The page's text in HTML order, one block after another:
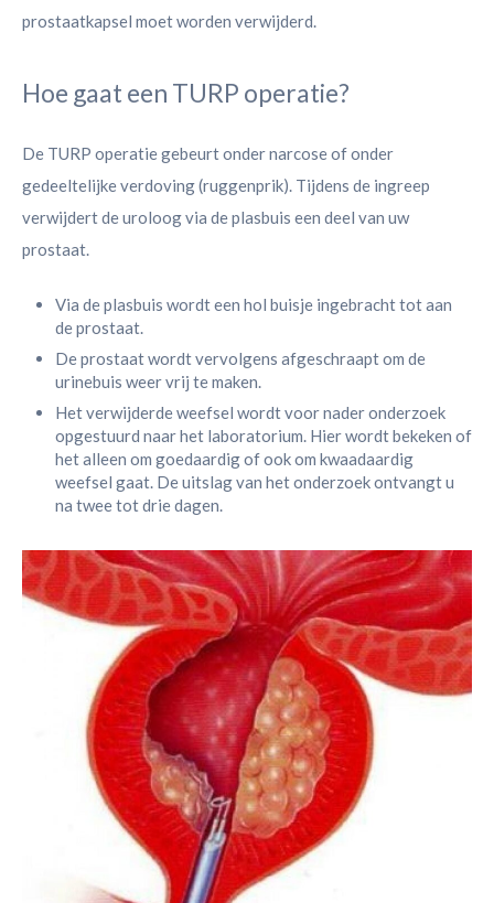
prostaatkapsel moet worden verwijderd.
Hoe gaat een TURP operatie?
De TURP operatie gebeurt onder narcose of onder
gedeeltelijke verdoving (ruggenprik). Tijdens de ingreep
verwijdert de uroloog via de plasbuis een deel van uw
prostaat.
Via de plasbuis wordt een hol buisje ingebracht tot aan
de prostaat.
De prostaat wordt vervolgens afgeschraapt om de
urinebuis weer vrij te maken.
Het verwijderde weefsel wordt voor nader onderzoek
opgestuurd naar het laboratorium. Hier wordt bekeken of
het alleen om goedaardig of ook om kwaadaardig
weefsel gaat. De uitslag van het onderzoek ontvangt u
na twee tot drie dagen.